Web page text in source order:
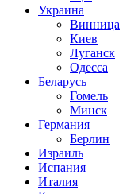
Украина
Винница
Киев
Луганск
Одесса
Беларусь
Гомель
Минск
Германия
Берлин
Израиль
Испания
Италия